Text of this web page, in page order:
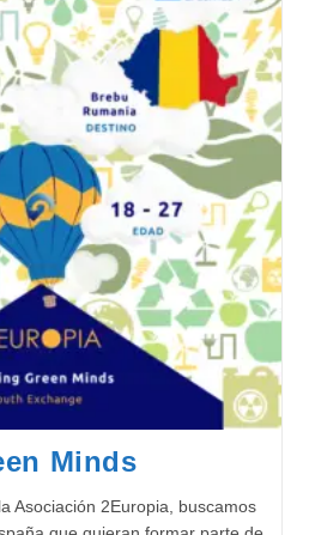
Minds
Asociación 2Europia, buscamos